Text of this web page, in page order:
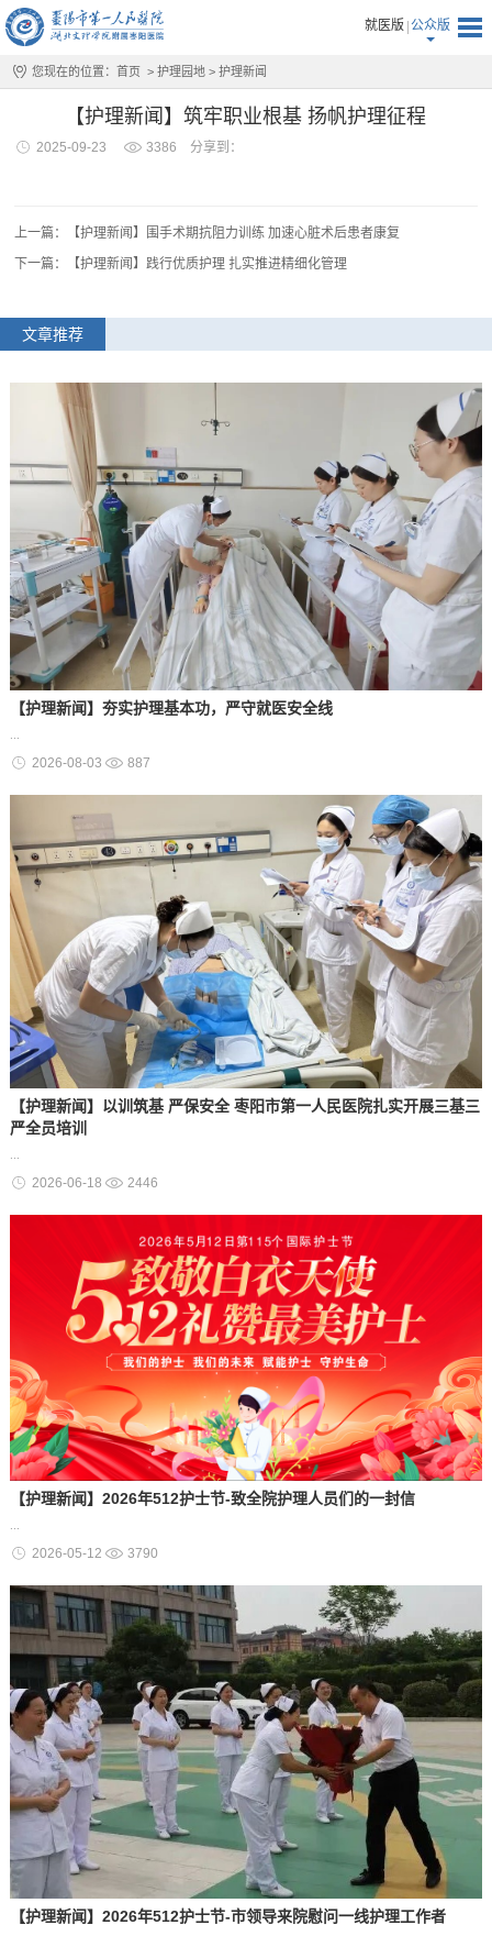
就医版 公众版
您现在的位置： 首页> 护理园地> 护理新闻
【护理新闻】筑牢职业根基 扬帆护理征程
2025-09-23 3386 分享到：
上一篇：【护理新闻】围手术期抗阻力训练 加速心脏术后患者康复
下一篇：【护理新闻】践行优质护理 扎实推进精细化管理
文章推荐
【护理新闻】夯实护理基本功，严守就医安全线
2026-08-03 887
【护理新闻】以训筑基 严保安全 枣阳市第一人民医院扎实开展三基三
严全员培训
...
2026-06-18 2446
【护理新闻】2026年512护士节-致全院护理人员们的一封信
...
2026-05-12 3790
【护理新闻】2026年512护士节-市领导来院慰问一线护理工作者